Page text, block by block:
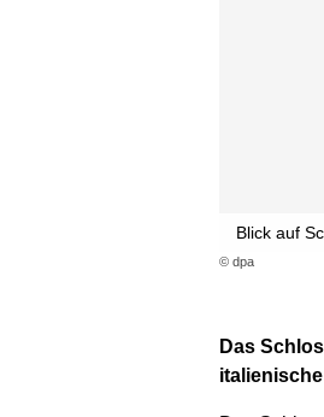
© dpa
Blick auf
Das